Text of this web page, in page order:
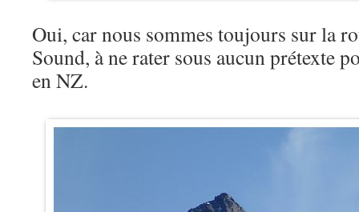
Oui, car nous sommes toujours sur la
Sound, à ne rater sous aucun prétexte
en NZ.